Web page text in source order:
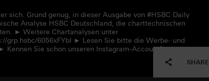
sich. Grund genug, in dieser Ausgabe von #HSBC Daily
Analyse HSBC Deutschland, die charttechnischen
► Weitere Chartanalysen unter
grp.hsbc/6056xFYbI ► Lesen Sie bitte die Werbe- und
Kennen Sie schon unseren Instagram-Account?
SHARE